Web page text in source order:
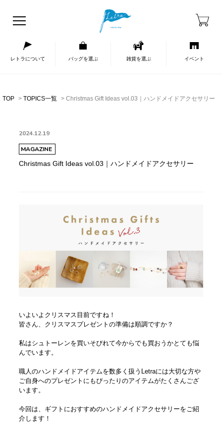
レトラについて バッグを選ぶ 雑貨を選ぶ イベント
TOP TOPICS一覧 Christmas Gift Ideas vol.03｜ハンドメイドアクセサリー
2024.12.19
MAGAZINE
Christmas Gift Ideas vol.03｜ハンドメイドアクセサリー
いよいよクリスマス目前ですね！
皆さん、クリスマスプレゼントの準備は順調ですか？
私はシュトーレンを買いそびれて今からでも買おうかとても悩
んでいます。
職人のハンドメイドアイテムを数多く扱うLetraには大切な方や
ご自身へのプレゼントにもぴったりのアイテムがたくさんござ
います。
今回は、ギフトにおすすめのハンドメイドアクセサリーをご紹
介します！